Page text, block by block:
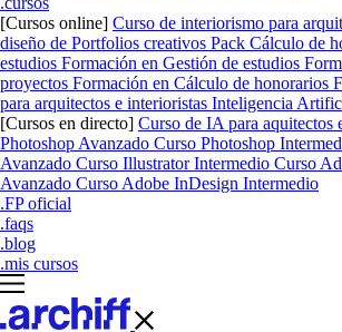
[Cursos online] Curso de interiorismo para
diseño de Portfolios creativos Pack Cálculo de
estudios Formación en Gestión de estudios
proyectos Formación en Cálculo de honorarios
para arquitectos e interioristas Inteligencia
[Cursos en directo] Curso de IA para aquitectos
Photoshop Avanzado Curso Photoshop
Avanzado Curso Illustrator Intermedio Curso
Avanzado Curso Adobe InDesign Intermedio
.FP oficial
.faqs
.blog
.mis cursos